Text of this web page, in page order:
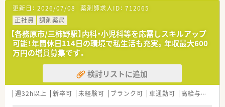
す。
【想定されるキャリアイメージ】
■薬局長などへの昇進に関する評価基準が明確に定められてい
るため、目標を持って着実にキャリアアップを図ることができま
す。
■新規事業の開始時などには社内公募制度を利用して、新たな分
野の業務に挑戦し自身の可能性を大きく広げることが可能で
■多様な形態の医療機関と連携しているため、幅広い処方箋に触
れながら専門的なスキルを段階的に高めていくことができま
更新日： 2026/07/08 薬剤師求人ID： 712065
正社員
調剤薬局
【各務原市/三柿野駅】内科・小児科等を応需しスキルアップ
可能！年間休日114日の環境で私生活も充実。年収最大600
万円の増員募集です。
検討リストに追加
週32h以上 新卒可 未経験可 ブランク可 車通勤可 高給与(600万円以上)